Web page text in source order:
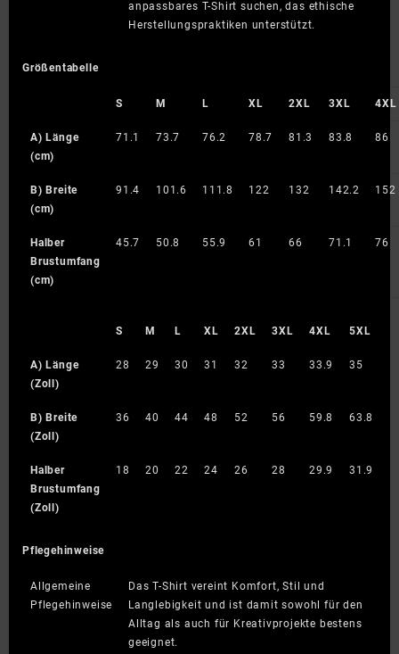
anpassbares T-Shirt suchen, das ethische
Herstellungspraktiken unterstützt.
Größentabelle
S M L XL 2XL 3XL 4XL
A) Länge
(cm)
71.1 73.7 76.2 78.7 81.3 83.8 86
B) Breite
(cm)
91.4 101.6 111.8 122 132 142.2 152
Halber
Brustumfang
(cm)
45.7 50.8 55.9 61 66 71.1 76
S M L XL 2XL 3XL 4XL 5XL
A) Länge
(Zoll)
28 29 30 31 32 33 33.9 35
B) Breite
(Zoll)
36 40 44 48 52 56 59.8 63.8
Halber
Brustumfang
(Zoll)
18 20 22 24 26 28 29.9 31.9
Pflegehinweise
Allgemeine
Pflegehinweise
Das T-Shirt vereint Komfort, Stil und
Langlebigkeit und ist damit sowohl für den
Alltag als auch für Kreativprojekte bestens
geeignet.